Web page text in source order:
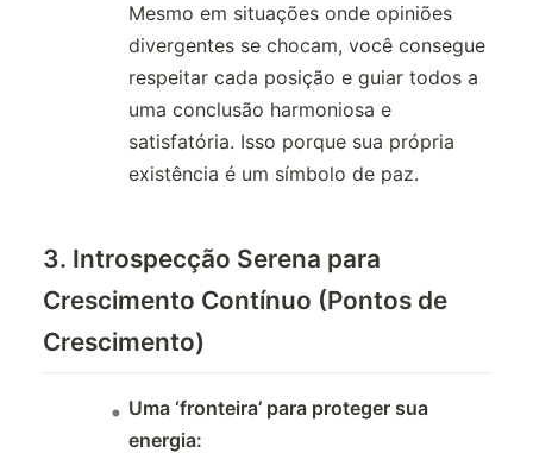
Mesmo em situações onde opiniões
divergentes se chocam, você consegue
respeitar cada posição e guiar todos a
uma conclusão harmoniosa e
satisfatória. Isso porque sua própria
existência é um símbolo de paz.
3. Introspecção Serena para
Crescimento Contínuo (Pontos de
Crescimento)
Uma ‘fronteira’ para proteger sua
energia: